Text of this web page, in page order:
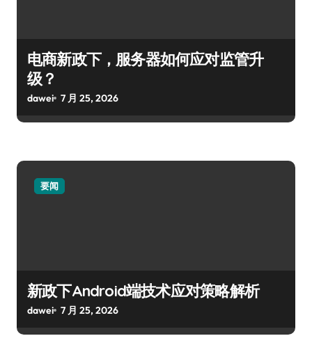
电商新政下，服务器如何应对监管升
级？
dawei 7 月 25, 2026
要闻
新政下Android端技术应对策略解析
dawei 7 月 25, 2026